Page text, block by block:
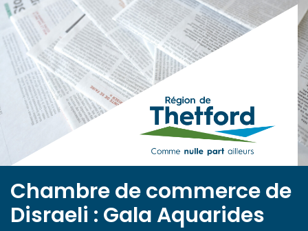
submenu (Visiteurs )
submenu (Nouvelles )
submenu (Documentation )
Chambre de commerce de
Disraeli : Gala Aquarides